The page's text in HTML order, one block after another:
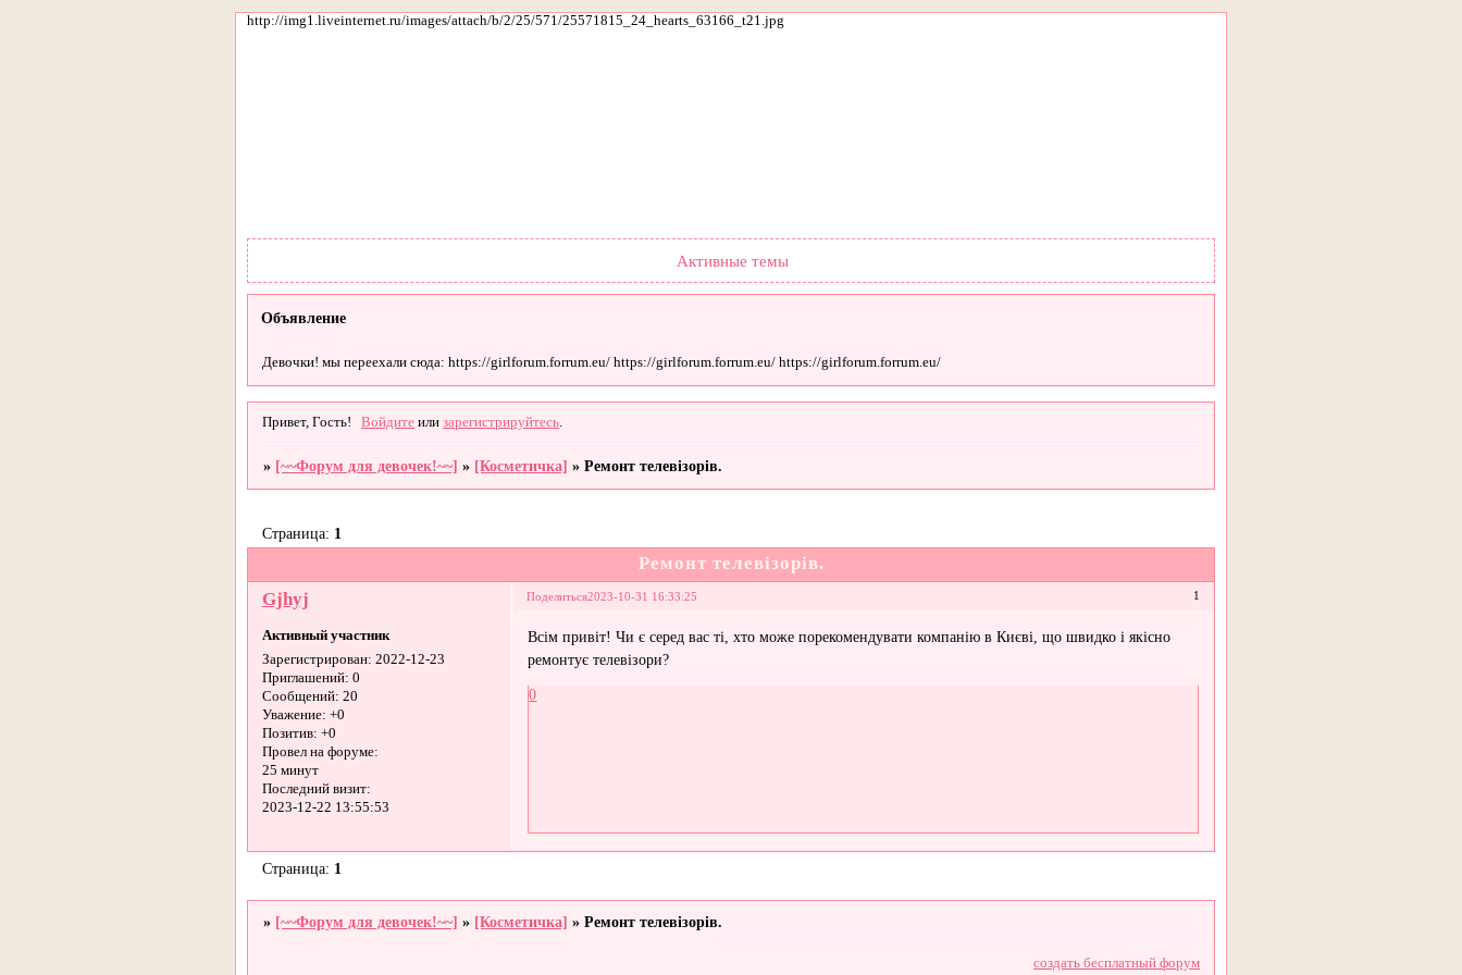
http://img1.liveinternet.ru/images/attach/b/2/25/571/25571815_24_hearts_63166_t21.jpg
Активные темы
Объявление
Девочки! мы переехали сюда: https://girlforum.forrum.eu/ https://girlforum.forrum.eu/ https://girlforum.forrum.eu/
Привет, Гость! Войдите илизарегистрируйтесь
» [~~Форум для девочек!~~] » [Косметичка] »Ремонт телевізорів.
Ремонт телевізорів.
Страница: 1
Поделиться 1
2023-10-31 16:33:25
Gjhyj
Активный участник
Зарегистрирован: 2022-12-23
Приглашений: 0
Сообщений: 20
Уважение: +0
Позитив: +0
Провел на форуме:
25 минут
Последний визит:
2023-12-22 13:55:53
Всім привіт! Чи є серед вас ті, хто може порекомендувати компанію в Києві, що швидко і якісно
ремонтує телевізори?
0
Страница: 1
» [~~Форум для девочек!~~] » [Косметичка] »Ремонт телевізорів.
создать бесплатный форум